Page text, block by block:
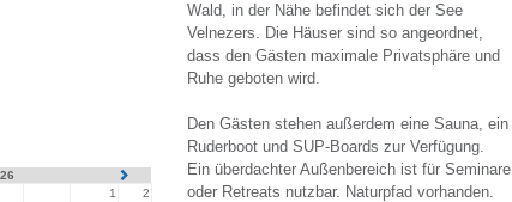
1
2
Wald, in der Nähe befindet sich der See
Velnezers. Die Häuser sind so angeordnet,
dass den Gästen maximale Privatsphäre und
Ruhe geboten wird.
Den Gästen stehen außerdem eine Sauna, ein
Ruderboot und SUP-Boards zur Verfügung.
Ein überdachter Außenbereich ist für Seminare
oder Retreats nutzbar. Naturpfad vorhanden.